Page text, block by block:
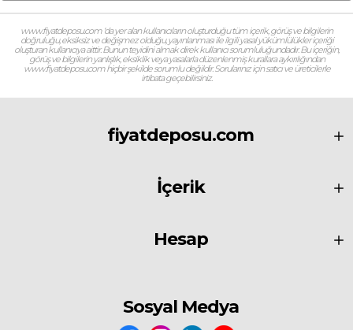
www.fiyatdeposu.com ‘da yer alan kullanıcıların oluşturduğu tüm içerik, görüş ve bilgilerin
doğruluğu, eksiksiz ve değişmez olduğu, yayınlanması ile ilgili yasal yükümlülükler içeriği
oluşturan kullanıcıya aittir. Bunun teyidini almak direk kullanıcı sorumluluğundadır. Bu içeriğin,
görüş ve bilgilerin yanlışlık, eksiklik veya yasalarla düzenlenmiş kurallara aykırılığından
www.fiyatdeposu.com hiçbir şekilde sorumlu değildir. Sorularınız için satıcı ve üreticilerle
irtibata geçebilirsiniz.
fiyatdeposu.com
İçerik
Hesap
Sosyal Medya